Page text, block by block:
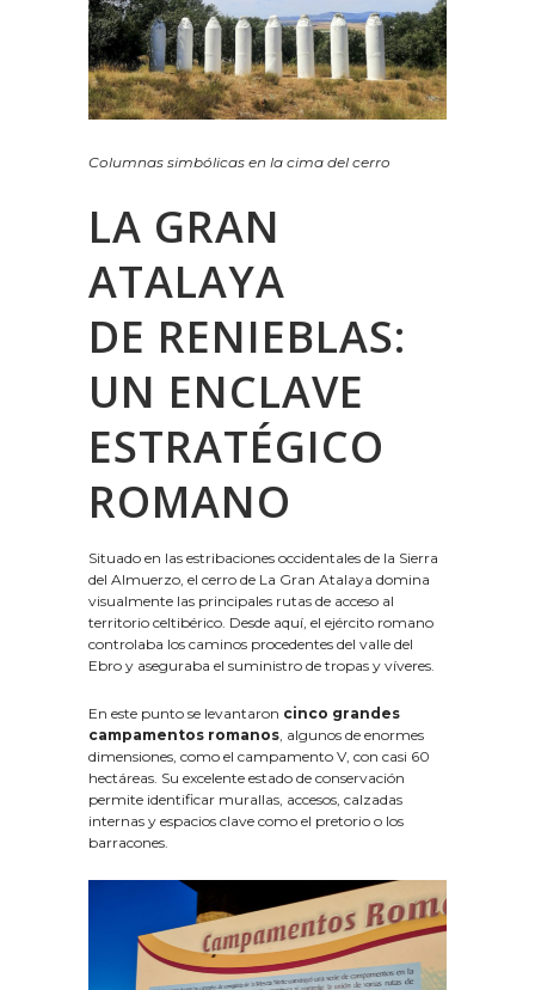
Columnas simbólicas en la cima del cerro
LA GRAN
ATALAYA
DE RENIEBLAS:
UN ENCLAVE
ESTRATÉGICO
ROMANO
Situado en las estribaciones occidentales de la Sierra
del Almuerzo, el cerro de La Gran Atalaya domina
visualmente las principales rutas de acceso al
territorio celtibérico. Desde aquí, el ejército romano
controlaba los caminos procedentes del valle del
Ebro y aseguraba el suministro de tropas y víveres.
En este punto se levantaron cinco grandes
campamentos romanos, algunos de enormes
dimensiones, como el campamento V, con casi 60
hectáreas. Su excelente estado de conservación
permite identificar murallas, accesos, calzadas
internas y espacios clave como el pretorio o los
barracones.